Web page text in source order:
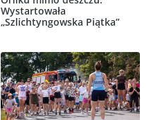
Wystartowała
„Szlichtyngowska Piątka”